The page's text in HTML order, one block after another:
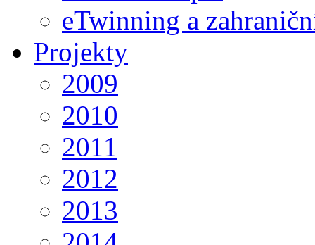
eTwinning a
Projekty
2009
2010
2011
2012
2013